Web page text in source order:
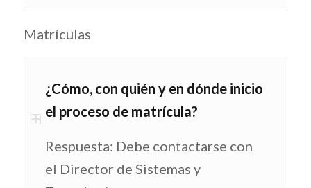
Matrículas
¿Cómo, con quién y en dónde inicio
el proceso de matrícula?
Respuesta: Debe contactarse con
el Director de Sistemas y